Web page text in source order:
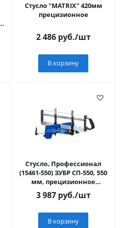
Стусло "MATRIX" 420мм
прецизионное
2 486руб./шт
В корзину
Стусло, Профессионал
(15461-550) ЗУБР СП-550, 550
мм, прецизионное
поворотное
3 987руб./шт
В корзину